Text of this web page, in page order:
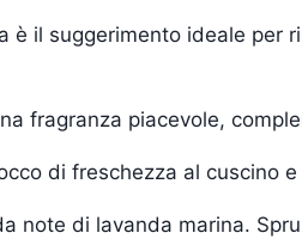
il suggerimento ideale per
fragranza piacevole,
di freschezza al cuscino
note di lavanda marina.